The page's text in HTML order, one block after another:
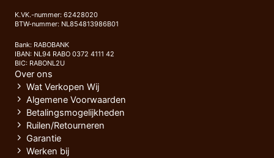
K.VK.-nummer: 62428020
BTW-nummer: NL854813986B01
Bank: RABOBANK
IBAN: NL94 RABO 0372 4111 42
BIC: RABONL2U
Over ons
Wat Verkopen Wij
Algemene Voorwaarden
Betalingsmogelijkheden
Ruilen/Retourneren
Garantie
Werken bij